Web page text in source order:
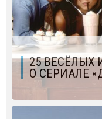
25
О СЕРИАЛЕ